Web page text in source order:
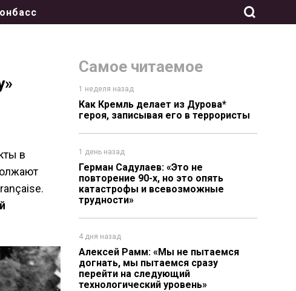
Самое читаемое
1 неделя назад
Как Кремль делает из Дурова*
героя, записывая его в террористы
1 день назад
Герман Садулаев: «Это не
повторение 90-х, но это опять
катастрофы и всевозможные
трудности»
4 дня назад
Алексей Рамм: «Мы не пытаемся
догнать, мы пытаемся сразу
перейти на следующий
технологический уровень»
в